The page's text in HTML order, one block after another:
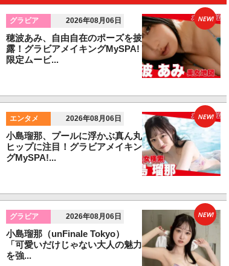
グラビア 2026年08月06日
穂波あみ、自由自在のポーズを披
露！グラビアメイキングMySPA!
限定ムービ...
NEW!
エンタメ 2026年08月06日
小島瑠那、プールに浮かぶ真ん丸
ヒップに注目！グラビアメイキン
グMySPA!...
NEW!
グラビア 2026年08月06日
小島瑠那（unFinale Tokyo）
「可愛いだけじゃない大人の魅力
を強...
NEW!